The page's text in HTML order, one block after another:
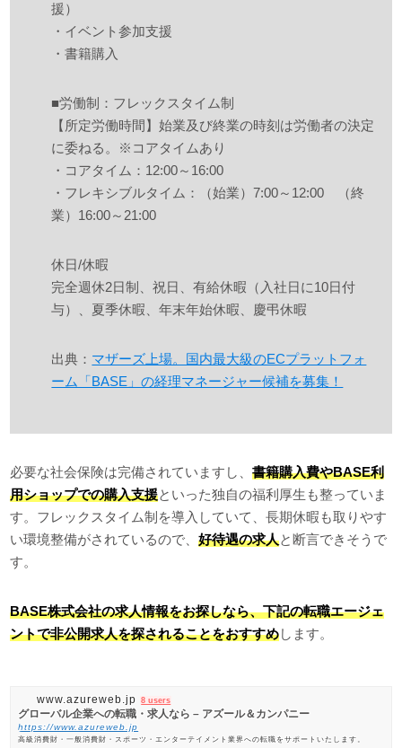
援）
・イベント参加支援
・書籍購入
■労働制：フレックスタイム制
【所定労働時間】始業及び終業の時刻は労働者の決定
に委ねる。※コアタイムあり
・コアタイム：12:00～16:00
・フレキシブルタイム：（始業）7:00～12:00 （終
業）16:00～21:00
休日/休暇
完全週休2日制、祝日、有給休暇（入社日に10日付
与）、夏季休暇、年末年始休暇、慶弔休暇
出典： マザーズ上場。国内最大級のECプラットフォ
ーム「BASE」の経理マネージャー候補を募集！
必要な社会保険は完備されていますし、書籍購入費やBASE利
用ショップでの購入支援といった独自の福利厚生も整っていま
す。フレックスタイム制を導入していて、長期休暇も取りやす
い環境整備がされているので、好待遇の求人と断言できそうで
す。
BASE株式会社の求人情報をお探しなら、下記の転職エージェ
ントで非公開求人を探されることをおすすめします。
www.azureweb.jp 8 users
グローバル企業への転職・求人なら – アズール＆カンパニー
https://www.azureweb.jp
高級消費財・一般消費財・スポーツ・エンターテイメント業界への転職をサポートいたします。